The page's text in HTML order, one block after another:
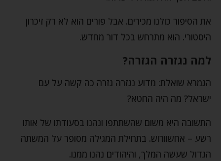
את הסיפור כולנו מכירים. אבל פורים הוא לא רק זיכרון
היסטורי. הוא מתרחש בכל דור מחדש.
למה נגזרה הגזרה?
הגמרא שואלת: מדוע נגזרה גזרה כה קשה על עם
ישראל? מה היה החטא?
התשובה היא משום שהשתתפו ונהנו בסעודתו של אותו
רשע – אחשוורוש. בתחילת המגילה מסופר על המשתה
הגדול שעשה המלך, והיהודים נהנו ממנו.